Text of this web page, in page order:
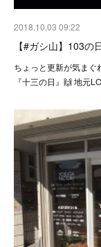
2018.10.03 09:22
【#ガシ山】103の
ちょっと更新が気ま
『十三の日』🙌 地元